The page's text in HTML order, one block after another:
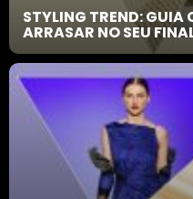
STYLING TREND: GUIA
ARRASAR NO SEU